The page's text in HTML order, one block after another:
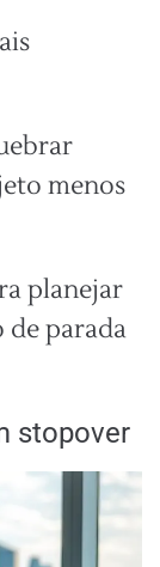
menos
planejar
parada
stopover